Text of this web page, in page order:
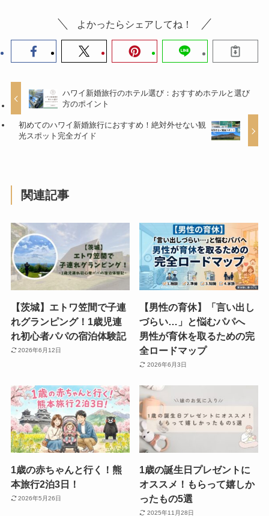
よかったらシェアしてね！
ハワイ新婚旅行のホテル選び：おすすめホテルと選び
方のポイント
初めてのハワイ新婚旅行におすすめ！絶対外せない観
光スポット完全ガイド
関連記事
【茨城】エトワ笠間で子連
れグランピング！1歳児連
れ初心者パパの宿泊体験記
2026年6月12日
【男性の育休】「言い出し
づらい…」と悩むパパへ
男性が育休を取るための完
全ロードマップ
2026年6月3日
1歳の赤ちゃんと行く！熊
本旅行2泊3日！
2026年5月26日
1歳の誕生日プレゼントに
オススメ！もらって嬉しか
ったもの5選
2025年11月28日